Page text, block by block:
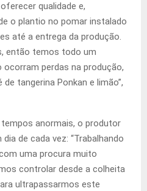
qualidade e,
o plantio no pomar instalado
até a entrega da produção.
então temos todo um
ocorram perdas na produção,
tangerina Ponkan e limão”,
anormais, o produtor
de cada vez: “Trabalhando
uma procura muito
controlar desde a colheita
ultrapassarmos este